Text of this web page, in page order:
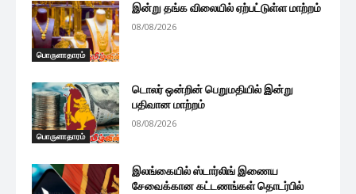
பொருளாதாரம்
இன்று தங்க விலையில் ஏற்பட்டுள்ள மாற்றம்
08/08/2026
பொருளாதாரம்
டொலர் ஒன்றின் பெறுமதியில் இன்று
பதிவான மாற்றம்
08/08/2026
இலங்கையில் ஸ்டார்லிங் இணைய
சேவைக்கான கட்டணங்கள் தொடர்பில்